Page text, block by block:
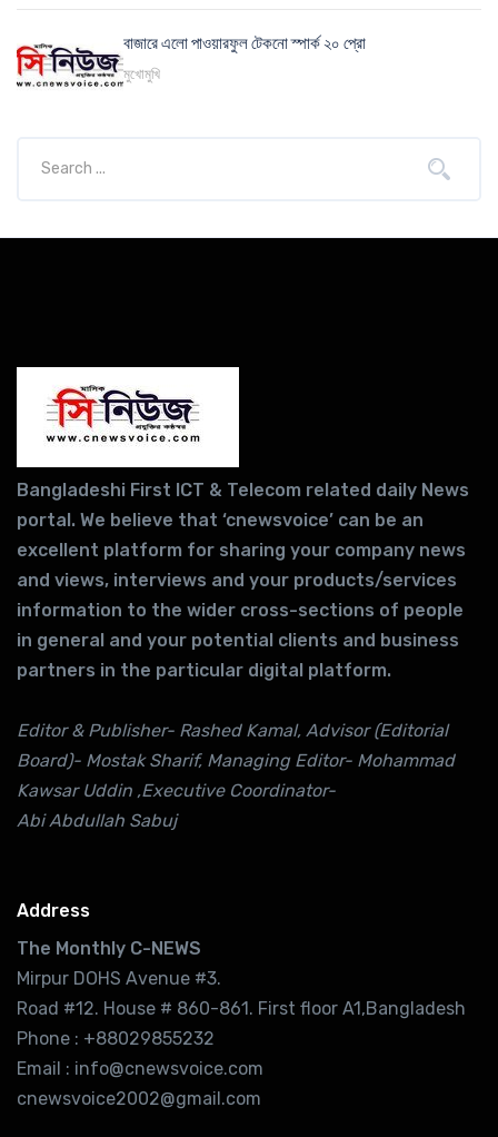
বাজারে এলো পাওয়ারফুল টেকনো স্পার্ক ২০ প্রো
মুখোমুখি
Bangladeshi First ICT & Telecom related daily News
portal. We believe that ‘cnewsvoice’ can be an
excellent platform for sharing your company news
and views, interviews and your products/services
information to the wider cross-sections of people
in general and your potential clients and business
partners in the particular digital platform.
Editor & Publisher- Rashed Kamal, Advisor (Editorial
Board)- Mostak Sharif, Managing Editor- Mohammad
Kawsar Uddin ,Executive Coordinator-
Abi Abdullah Sabuj
Address
The Monthly C-NEWS
Mirpur DOHS Avenue #3.
Road #12. House # 860-861. First floor A1,Bangladesh
Phone : +88029855232
Email : info@cnewsvoice.com
cnewsvoice2002@gmail.com